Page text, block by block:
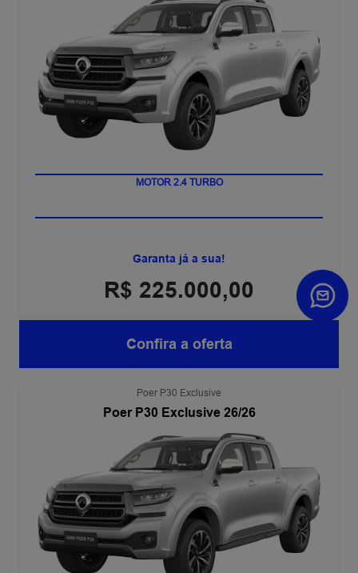
MOTOR 2.4 TURBO
Garanta já a sua!
R$ 225.000,00
Confira a oferta
Poer P30 Exclusive
Poer P30 Exclusive 26/26